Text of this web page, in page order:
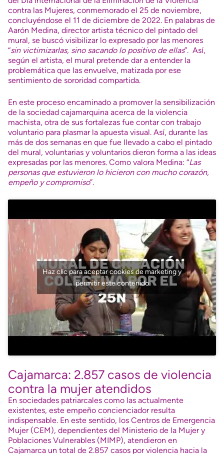
contra las Mujeres, conmemorado el 25 de noviembre,
concluyéndose el 11 de diciembre de 2022. En palabras de
Aarón Medina, director artista técnico del pintado del
mural, se buscó visibilizar lo expresado por las menores
“sin victimizarlas, sino sacando lo positivo de ellas”. Así,
según el artista, el mural pretende dar a entender la
problemática que las envuelve, matizada por ese
sentimiento de sororidad compartida.
En este proceso encaminado a promover la sensibilización
de la sociedad cajamarquina acerca de la violencia
machista, otra de sus fortalezas fue contar con trabajo
voluntario para plasmar la apuesta visual. Así, durante las
más de dos semanas en que fue llevado a cabo el pintado
del mural, voluntarias y voluntarios dieron forma a las ideas
expresadas por las menores. Como valora Medina: “Las
personas que estuvieron lo hicieron con mucho corazón,
empeño y compromiso”.
Haz clic para aceptar cookies de marketing y
permitir este contenido
Cajamarca: 2.857 casos de violencia
contra la mujer atendidos
En sociedades patriarcales como las actualmente
existentes, este empeño concienciador resulta
indispensable. En este sentido, los Centros de Emergencia
Mujer (CEM), dependientes del Ministerio de la Mujer y
Poblaciones Vulnerables (MIMP), atendieron en
Cajamarca un total de 2.857 casos por violencia hacia la